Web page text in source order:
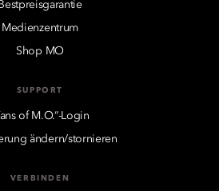
Bestpreisgarantie
Medienzentrum
Shop MO
SUPPORT
of M.O.“-Login
ändern/stornieren
VERBINDEN